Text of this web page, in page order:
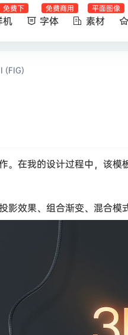
机
免费下
字体
免费商用
素材
平面图像
(FIG)
。在我的设计过程中，该
效果、组合渐变、混合模